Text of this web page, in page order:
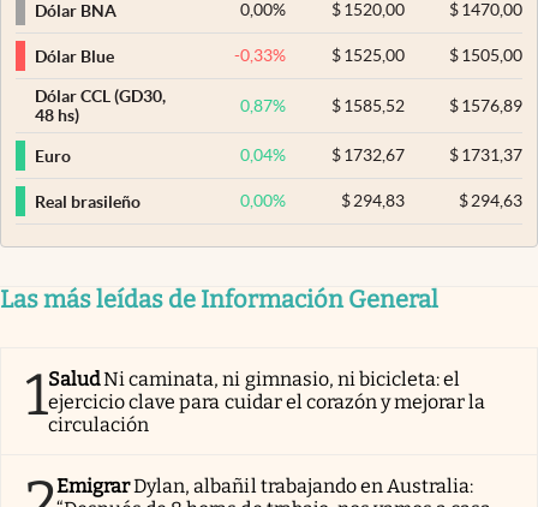
Dólar BNA
0,00% $ 1520,00 $1470,00
Dólar Blue -0,33% $ 1525,00 $1505,00
Dólar CCL (GD30,
48 hs)
0,87% $ 1585,52 $1576,89
Euro 0,04% $ 1732,67 $1731,37
Real brasileño 0,00% $294,83 $294,63
Las más leídas de Información General
1SaludNi caminata, ni gimnasio, ni bicicleta: el
ejercicio clave para cuidar el corazón y mejorar la
circulación
EmigrarDylan, albañil trabajando en Australia: